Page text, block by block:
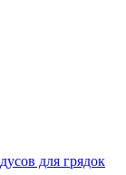
для грядок